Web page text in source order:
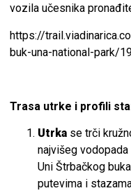
vozila učesnika
https://
buk-una-national-park/
Trasa utrke i profili
Utrka se trči
najvišeg vodopada
Uni Štrbačkog
putevima i